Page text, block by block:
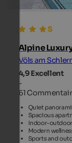
Alpine
Völs am
4,9Excellent
-
61
Quiet
Spacious
Indoor-
Modern
Sports and